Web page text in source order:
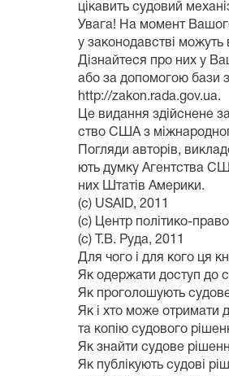
цікавить судовий
Увага! На момент
у законодавстві можуть
Дізнайтеся про них у
або за допомогою бази
http://zakon.rada.gov.ua.
Це видання здійснене
ство США з
Погляди авторів,
ють думку Агентства
них Штатів Америки.
(с) USAID, 2011
(с) Центр політико-
(с) Т.В. Руда, 2011
Для чого і для кого ця
Як одержати доступ до
Як проголошують судове
Як і хто може отримати
та копію судового
Як знайти судове
Як публікують судові